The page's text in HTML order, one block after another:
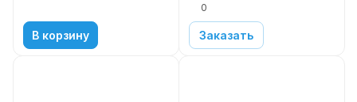
В корзину
0
Заказать